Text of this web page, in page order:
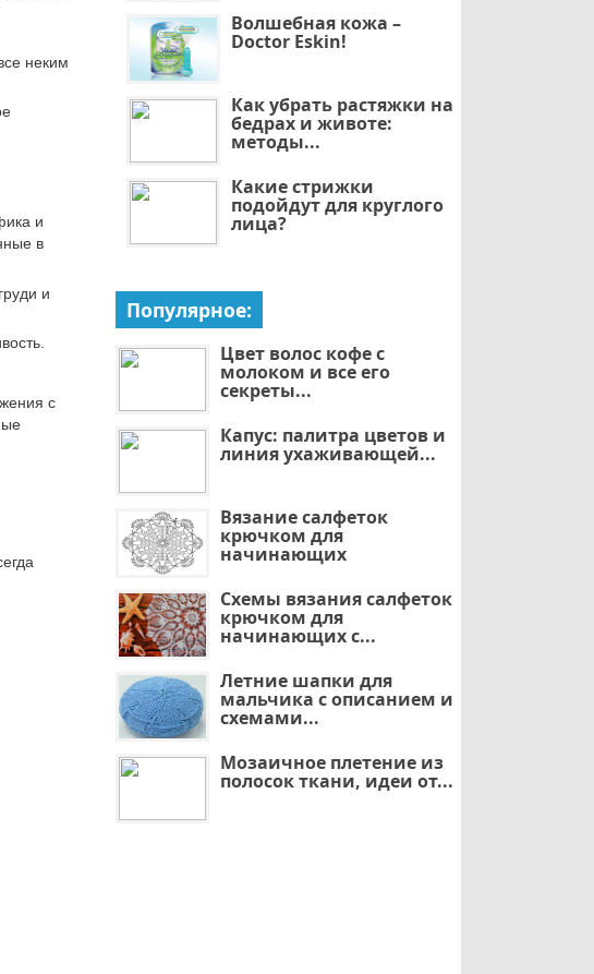
неким
и
в
и
с
Волшебная кожа –
Doctor Eskin!
Как убрать растяжки на
бедрах и животе:
методы...
Какие стрижки
подойдут для круглого
лица?
Популярное:
Цвет волос кофе с
молоком и все его
секреты...
Капус: палитра цветов и
линия ухаживающей...
Вязание салфеток
крючком для
начинающих
Схемы вязания салфеток
крючком для
начинающих с...
Летние шапки для
мальчика с описанием и
схемами...
Мозаичное плетение из
полосок ткани, идеи от...